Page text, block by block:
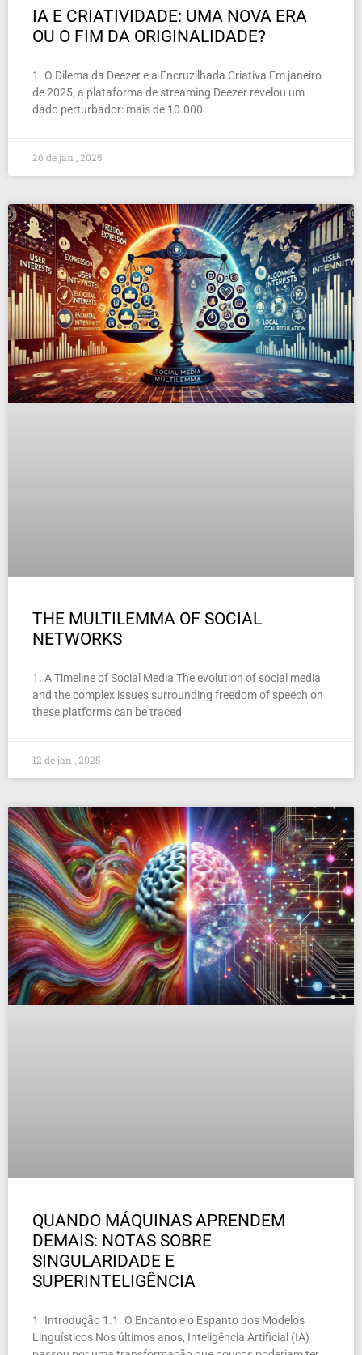
IA E CRIATIVIDADE: UMA NOVA ERA
OU O FIM DA ORIGINALIDADE?
1. O Dilema da Deezer e a Encruzilhada Criativa Em janeiro
de 2025, a plataforma de streaming Deezer revelou um
dado perturbador: mais de 10.000
26 de jan , 2025
THE MULTILEMMA OF SOCIAL
NETWORKS
1. A Timeline of Social Media The evolution of social media
and the complex issues surrounding freedom of speech on
these platforms can be traced
12 de jan , 2025
QUANDO MÁQUINAS APRENDEM
DEMAIS: NOTAS SOBRE
SINGULARIDADE E
SUPERINTELIGÊNCIA
1. Introdução 1.1. O Encanto e o Espanto dos Modelos
Linguísticos Nos últimos anos, Inteligência Artificial (IA)